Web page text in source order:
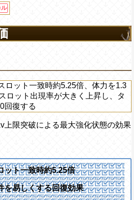
ロット一致時約5.25倍、体力を1.3
スロット出現率が大きく上昇し、タ
回復する
上限突破による最大強化状態の効果
ット一致時約5.25倍
を易しくする回復効果